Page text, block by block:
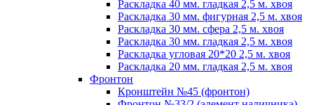
Раскладка 40 мм. гладкая 2,5 м. хвоя
Раскладка 30 мм. фигурная 2,5 м. хвоя
Раскладка 30 мм. сфера 2,5 м. хвоя
Раскладка 30 мм. гладкая 2,5 м. хвоя
Раскладка угловая 20*20 2,5 м. хвоя
Раскладка 20 мм. гладкая 2,5 м. хвоя
Фронтон
Кронштейн №45 (фронтон)